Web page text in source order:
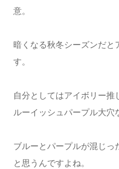
意。
暗くなる秋冬シーズンだと
す。
自分としてはアイボリー
ルーイッシュパープル大穴
ブルーとパープルが混じっ
と思うんですよね。